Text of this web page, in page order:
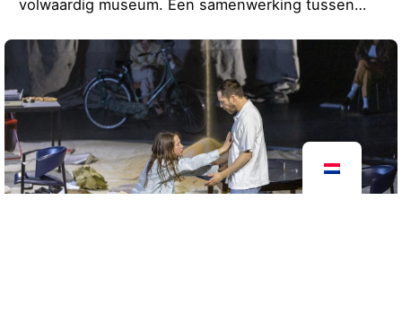
volwaardig museum. Een samenwerking tussen…